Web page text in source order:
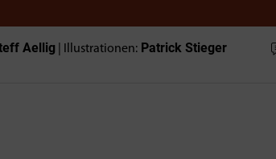
Aellig | Illustrationen: Patrick Stieger